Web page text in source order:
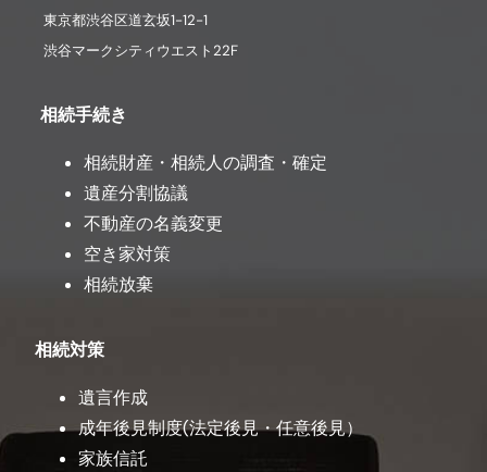
東京都渋谷区道玄坂1-12-1
渋谷マークシティウエスト22F
相続手続き
相続財産・相続人の調査・確定
遺産分割協議
不動産の名義変更
空き家対策
相続放棄
相続対策
遺言作成
成年後見制度(法定後見・任意後見）
家族信託